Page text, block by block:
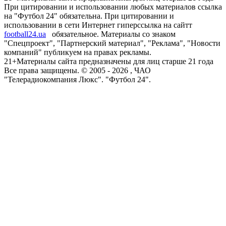
При цитировании и использовании любых материалов ссылка
на "Футбол 24" обязательна. При цитировании и
использовании в сети Интернет гиперссылка на сайтт
football24.ua
обязательное. Материалы со знаком
"Спецпроект", "Партнерский материал", "Реклама", "Новости
компаний" публикуем на правах рекламы.
21+Материалы сайта предназначены для лиц старше 21 года
Все права защищены. © 2005 - 2026 , ЧАО
"Телерадиокомпания Люкс". "Футбол 24".